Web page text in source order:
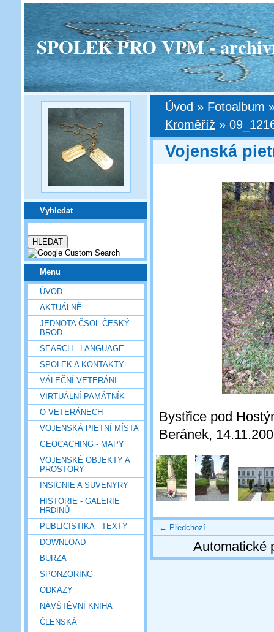
SPOLEK PRO VPM -
Vyhledat
Menu
ÚVOD
AKTUÁLNĚ
JEDNOTA ČSOL ČESKÝ
BROD
SEARCH - LANGUAGE
SPOLEK A KONTAKTY
VÁLEČNÍ VETERÁNI
VIRTUÁLNÍ PAMÁTNÍK
O VETERÁNECH
VOJENSKÁ PIETNÍ MÍSTA
GEOCACHING - MAPY
VOJENSKÉ OBJEKTY A
PROSTORY
INSIGNIE A SUVENYRY
HISTORIE - GALERIE
HRDINŮ
PUBLICISTIKA - TEXTY
DOWNLOAD
BURZA
SPONZORING
ODKAZY
NÁVŠTĚVNÍ KNIHA
ČLENSKÁ
Úvod » Fotoalbum
Kroměříž »
Vojenská
Bystřice pod
Beránek,
← Předchozí
Automatické